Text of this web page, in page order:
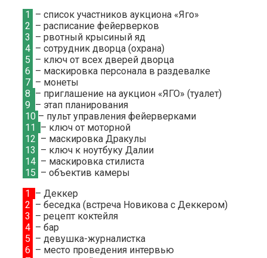
1 – список участников аукциона «Яго»
2 – расписание фейерверков
3 – рвотный крысиный яд
4 – сотрудник дворца (охрана)
5 – ключ от всех дверей дворца
6 – маскировка персонала в раздевалке
7 – монеты
8 – приглашение на аукцион «ЯГО» (туалет)
9 – этап планирования
10 – пульт управления фейерверками
11 – ключ от моторной
12 – маскировка Дракулы
13 – ключ к ноутбуку Далии
14 – маскировка стилиста
15 – объектив камеры
1 – Деккер
2 – беседка (встреча Новикова с Деккером)
3 – рецепт коктейля
4 – бар
5 – девушка-журналистка
6 – место проведения интервью